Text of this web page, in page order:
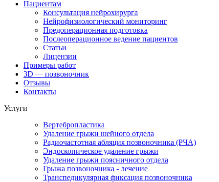
Пациентам
Консультация нейрохирурга
Нейрофизиологический мониторинг
Предоперационная подготовка
Послеоперационное ведение пациентов
Статьи
Лицензии
Примеры работ
3D — позвоночник
Отзывы
Контакты
Услуги
Вертебропластика
Удаление грыжи шейного отдела
Радиочастотная абляция позвоночника (РЧА)
Эндоскопическое удаление грыжи
Удаление грыжи поясничного отдела
Грыжа позвоночника - лечение
Транспедикулярная фиксация позвоночника